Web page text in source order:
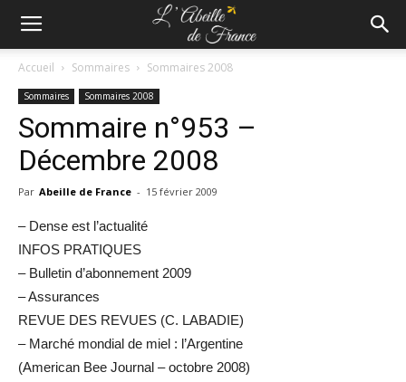
Accueil Sommaires Sommaires 2008
Sommaires Sommaires 2008
Sommaire n°953 –
Décembre 2008
Par Abeille de France - 15 février 2009
– Dense est l’actualité
INFOS PRATIQUES
– Bulletin d’abonnement 2009
– Assurances
REVUE DES REVUES (C. LABADIE)
– Marché mondial de miel : l’Argentine
(American Bee Journal – octobre 2008)